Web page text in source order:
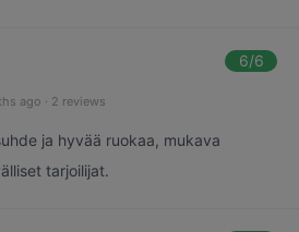
6/6
ago · 2 reviews
ja hyvää ruokaa, mukava
tarjoilijat.